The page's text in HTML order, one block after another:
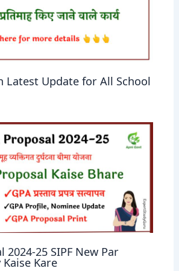
Latest Update for All School
2024-25 SIPF New Par
Kare